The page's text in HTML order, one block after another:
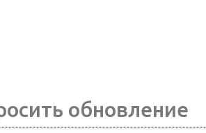
обновление